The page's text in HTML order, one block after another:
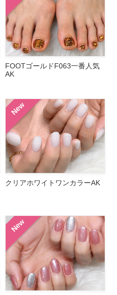
FOOTゴールドF063一番人気
AK
New
クリアホワイトワンカラーAK
New